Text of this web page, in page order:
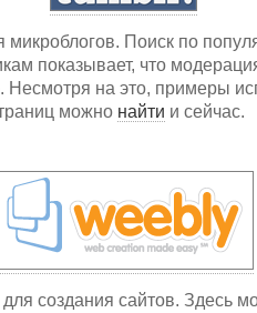
микроблогов. Поиск по
показывает, что
Несмотря на это, примеры
можно найти и сейчас.
создания сайтов. Здесь